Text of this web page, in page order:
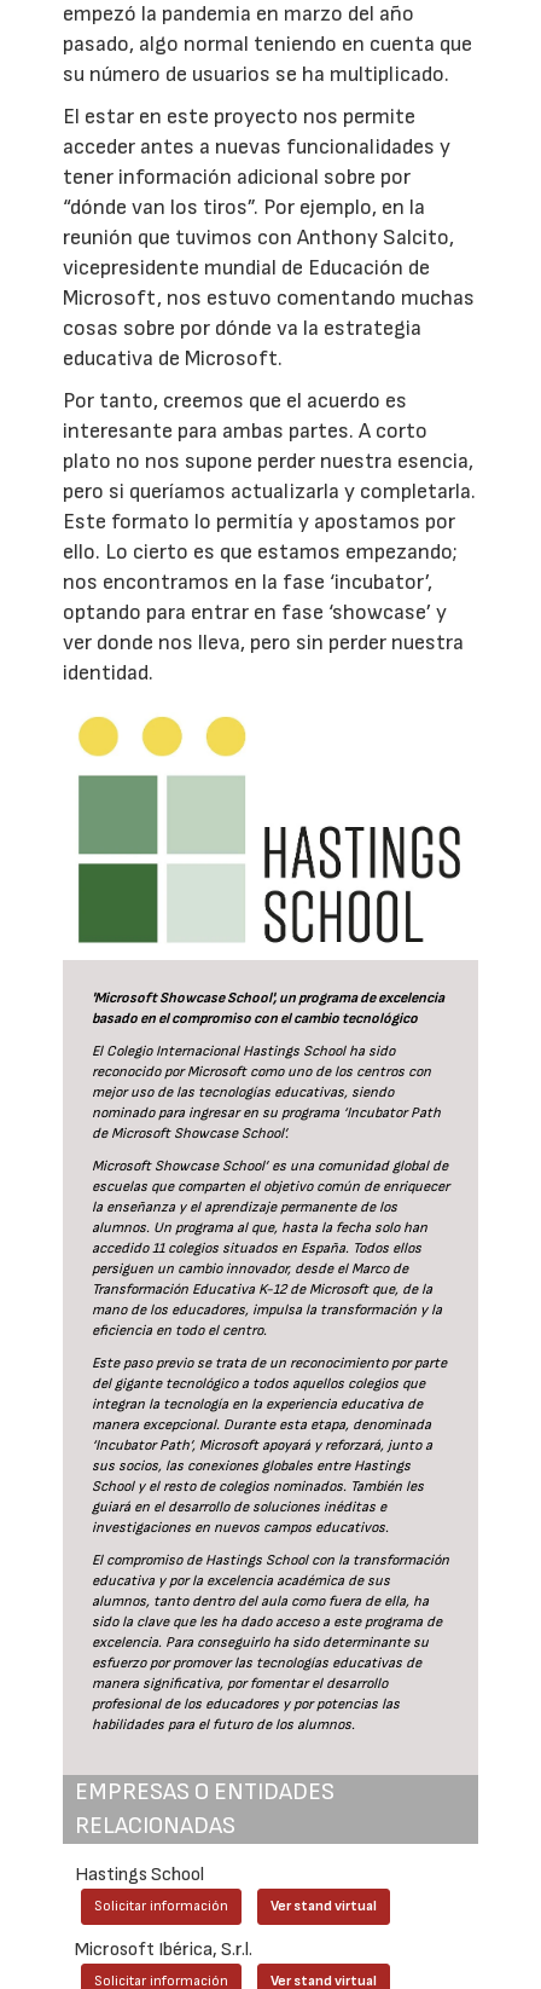
empezó la pandemia en marzo del año
pasado, algo normal teniendo en cuenta que
su número de usuarios se ha multiplicado.
El estar en este proyecto nos permite
acceder antes a nuevas funcionalidades y
tener información adicional sobre por
“dónde van los tiros”. Por ejemplo, en la
reunión que tuvimos con Anthony Salcito,
vicepresidente mundial de Educación de
Microsoft, nos estuvo comentando muchas
cosas sobre por dónde va la estrategia
educativa de Microsoft.
Por tanto, creemos que el acuerdo es
interesante para ambas partes. A corto
plato no nos supone perder nuestra esencia,
pero si queríamos actualizarla y completarla.
Este formato lo permitía y apostamos por
ello. Lo cierto es que estamos empezando;
nos encontramos en la fase ‘incubator’,
optando para entrar en fase ‘showcase’ y
ver donde nos lleva, pero sin perder nuestra
identidad.
'Microsoft Showcase School', un programa de excelencia
basado en el compromiso con el cambio tecnológico
El Colegio Internacional Hastings School ha sido
reconocido por Microsoft como uno de los centros con
mejor uso de las tecnologías educativas, siendo
nominado para ingresar en su programa ‘Incubator Path
de Microsoft Showcase School’.
Microsoft Showcase School’ es una comunidad global de
escuelas que comparten el objetivo común de enriquecer
la enseñanza y el aprendizaje permanente de los
alumnos. Un programa al que, hasta la fecha solo han
accedido 11 colegios situados en España. Todos ellos
persiguen un cambio innovador, desde el Marco de
Transformación Educativa K-12 de Microsoft que, de la
mano de los educadores, impulsa la transformación y la
eficiencia en todo el centro.
Este paso previo se trata de un reconocimiento por parte
del gigante tecnológico a todos aquellos colegios que
integran la tecnología en la experiencia educativa de
manera excepcional. Durante esta etapa, denominada
‘Incubator Path’, Microsoft apoyará y reforzará, junto a
sus socios, las conexiones globales entre Hastings
School y el resto de colegios nominados. También les
guiará en el desarrollo de soluciones inéditas e
investigaciones en nuevos campos educativos.
El compromiso de Hastings School con la transformación
educativa y por la excelencia académica de sus
alumnos, tanto dentro del aula como fuera de ella, ha
sido la clave que les ha dado acceso a este programa de
excelencia. Para conseguirlo ha sido determinante su
esfuerzo por promover las tecnologías educativas de
manera significativa, por fomentar el desarrollo
profesional de los educadores y por potencias las
habilidades para el futuro de los alumnos.
EMPRESAS O ENTIDADES
RELACIONADAS
Hastings School
Solicitar información Ver stand virtual
Microsoft Ibérica, S.r.l.
Solicitar información Ver stand virtual